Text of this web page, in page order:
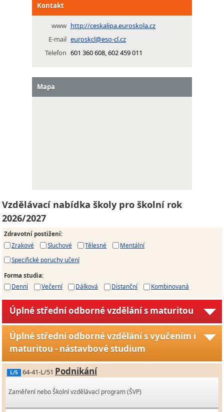
Kontakt
www http://ceskalipa.euroskola.cz
E-mail euroskcl@eso-cl.cz
Telefon 601 360 608, 602 459 011
Mapa
Vzdělávací nabídka školy pro školní rok
2026/2027
Zdravotní postižení:
Zrakové
Sluchové Tělesné
Mentální
Specifické poruchy učení
Forma studia:
Denní
Večerní Dálková Distanční Kombinovaná
Úplné střední odborné vzdělání s maturitou
Úplné střední odborné vzdělání s vyučením i
maturitou - nástavbové studium
L/5 64-41-L/51 Podnikání
Zaměření nebo Školní vzdělávací program (ŠVP)